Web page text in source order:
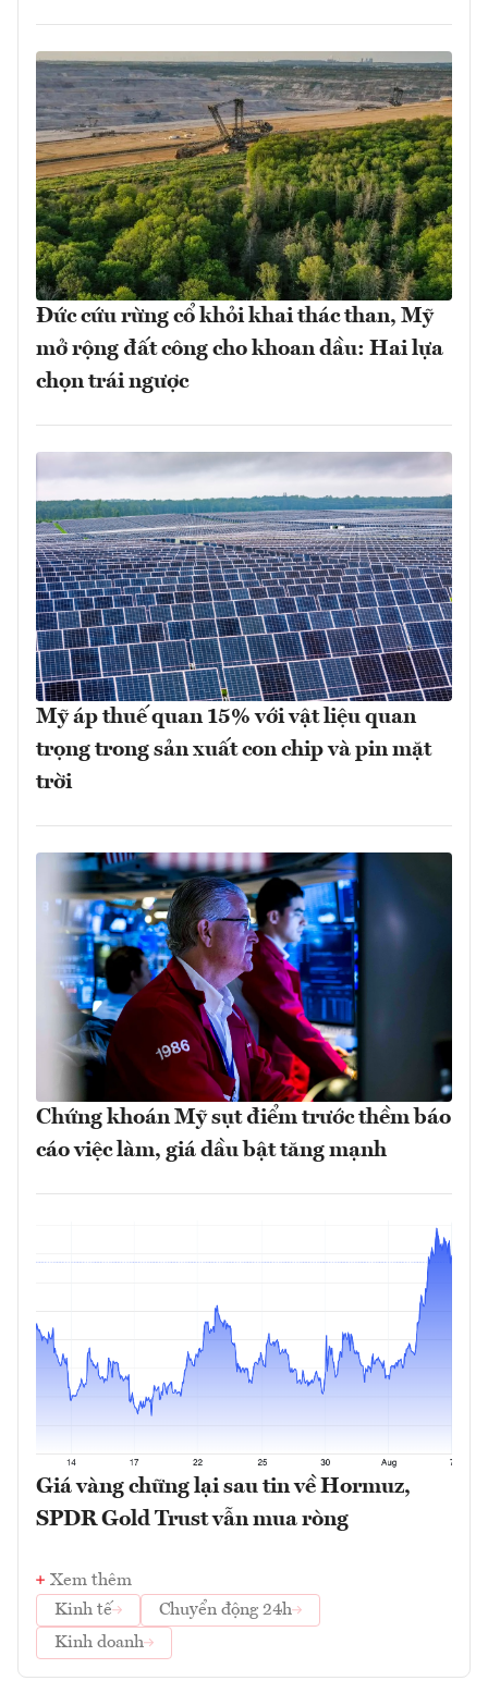
Đức cứu rừng cổ khỏi khai thác than, Mỹ
mở rộng đất công cho khoan dầu: Hai lựa
chọn trái ngược
Mỹ áp thuế quan 15% với vật liệu quan
trọng trong sản xuất con chip và pin mặt
trời
Chứng khoán Mỹ sụt điểm trước thềm báo
cáo việc làm, giá dầu bật tăng mạnh
Giá vàng chững lại sau tin về Hormuz,
SPDR Gold Trust vẫn mua ròng
Xem thêm
Kinh tế
Chuyển động 24h
Kinh doanh